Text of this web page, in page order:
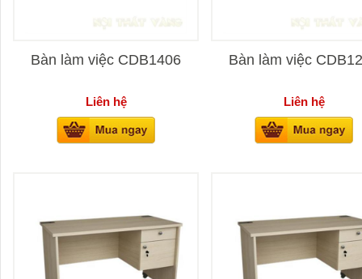
Bàn làm việc CDB1406
Liên hệ
Bàn làm việc
Liên hệ